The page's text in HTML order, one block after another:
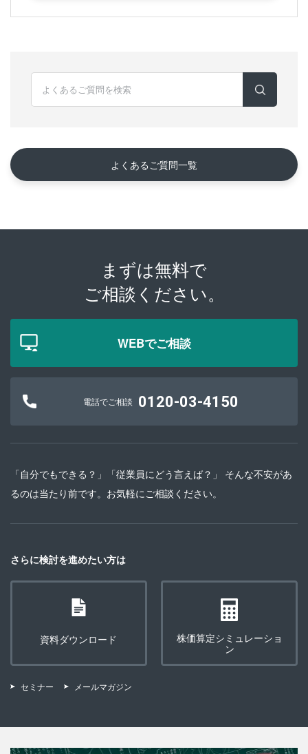
よくあるご質問一覧
まずは無料で
ご相談ください。
WEBでご相談
電話でご相談 0120-03-4150
「自分でもできる？」「従業員にどう言えば？」 そんな不安があ
るのは当たり前です。お気軽にご相談ください。
さらに検討を進めたい方は
資料ダウンロード
株価算定シミュレーショ
ン
セミナー メールマガジン